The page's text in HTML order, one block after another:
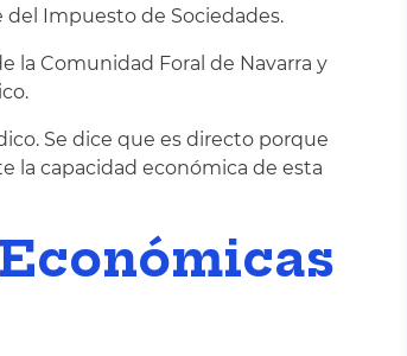
Impuesto de Sociedades.
la Comunidad Foral de Navarra y
Se dice que es directo porque
la capacidad económica de esta